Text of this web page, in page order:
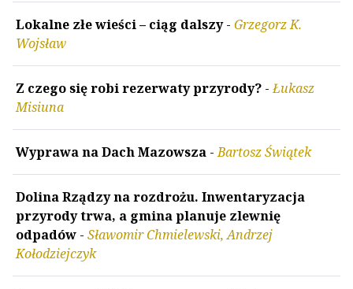
Lokalne złe wieści – ciąg dalszy- Grzegorz K.
Wojsław
Z czego się robi rezerwaty przyrody? -Łukasz
Misiuna
Wyprawa na Dach Mazowsza -Bartosz Świątek
Dolina Rządzy na rozdrożu. Inwentaryzacja
przyrody trwa, a gmina planuje zlewnię
odpadów - Sławomir Chmielewski, Andrzej
Kołodziejczyk